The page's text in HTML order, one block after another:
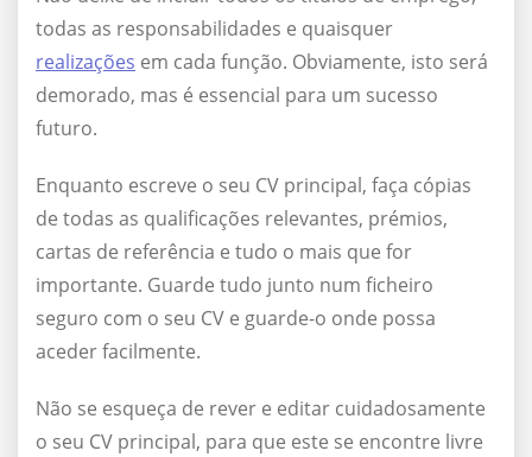
todas as responsabilidades e quaisquer
realizações em cada função. Obviamente, isto será
demorado, mas é essencial para um sucesso
futuro.
Enquanto escreve o seu CV principal, faça cópias
de todas as qualificações relevantes, prémios,
cartas de referência e tudo o mais que for
importante. Guarde tudo junto num ficheiro
seguro com o seu CV e guarde-o onde possa
aceder facilmente.
Não se esqueça de rever e editar cuidadosamente
o seu CV principal, para que este se encontre livre